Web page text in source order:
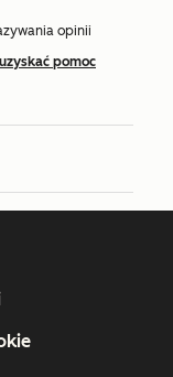
opinii
pomoc